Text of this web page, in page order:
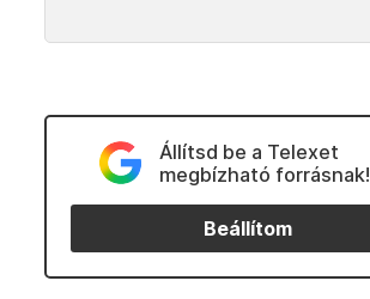
Állítsd be a Telexet
megbízható forrásnak!
Beállítom